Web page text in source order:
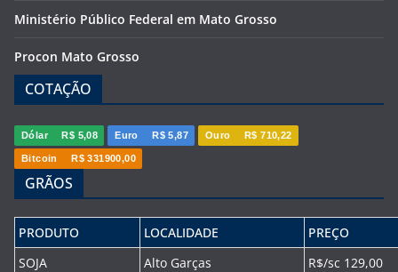
Ministério Público Federal em Mato Grosso
Procon Mato Grosso
COTAÇÃO
Dólar R$ 5,08 Euro R$ 5,87 Ouro R$ 710,22
Bitcoin R$ 331900,00
GRÃOS
PRODUTO LOCALIDADE
PREÇO
SOJA
Alto Garças
R$/sc 129,00